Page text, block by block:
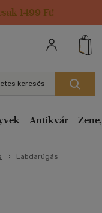
1499 Ft!
keresés
Antikvár
Labdarúgás